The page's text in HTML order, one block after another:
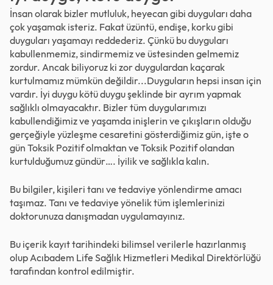
İnsan olarak bizler mutluluk, heyecan gibi duyguları daha
çok yaşamak isteriz. Fakat üzüntü, endişe, korku gibi
duyguları yaşamayı reddederiz. Çünkü bu duyguları
kabullenmemiz, sindirmemiz ve üstesinden gelmemiz
zordur. Ancak biliyoruz ki zor duygulardan kaçarak
kurtulmamız mümkün değildir...Duyguların hepsi insan için
vardır. İyi duygu kötü duygu şeklinde bir ayrım yapmak
sağlıklı olmayacaktır. Bizler tüm duygularımızı
kabullendiğimiz ve yaşamda inişlerin ve çıkışların olduğu
gerçeğiyle yüzleşme cesaretini gösterdiğimiz gün, işte o
gün Toksik Pozitif olmaktan ve Toksik Pozitif olandan
kurtulduğumuz gündür…. İyilik ve sağlıkla kalın.
Bu bilgiler, kişileri tanı ve tedaviye yönlendirme amacı
taşımaz. Tanı ve tedaviye yönelik tüm işlemlerinizi
doktorunuza danışmadan uygulamayınız.
Bu içerik kayıt tarihindeki bilimsel verilerle hazırlanmış
olup Acıbadem Life Sağlık Hizmetleri Medikal Direktörlüğü
tarafından kontrol edilmiştir.